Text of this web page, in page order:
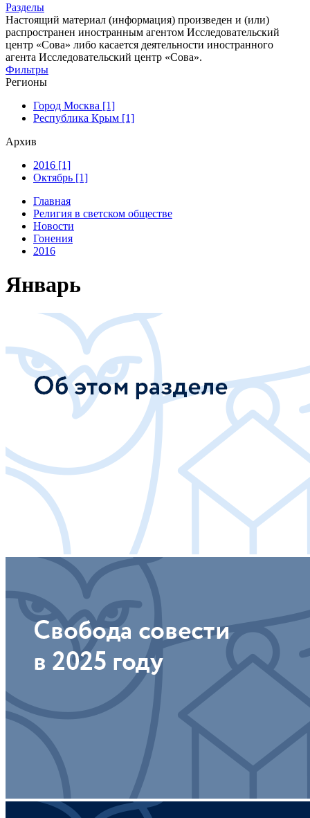
Разделы
Настоящий материал (информация) произведен и (или)
распространен иностранным агентом Исследовательский
центр «Сова» либо касается деятельности иностранного
агента Исследовательский центр «Сова».
Фильтры
Регионы
Город Москва [1]
Республика Крым [1]
Архив
2016 [1]
Октябрь [1]
Главная
Религия в светском обществе
Новости
Гонения
2016
Январь